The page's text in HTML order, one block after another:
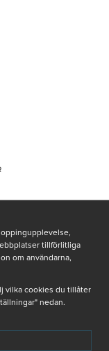
tillförlitliga
om användarna,
vilka cookies du tillåter
nedan.